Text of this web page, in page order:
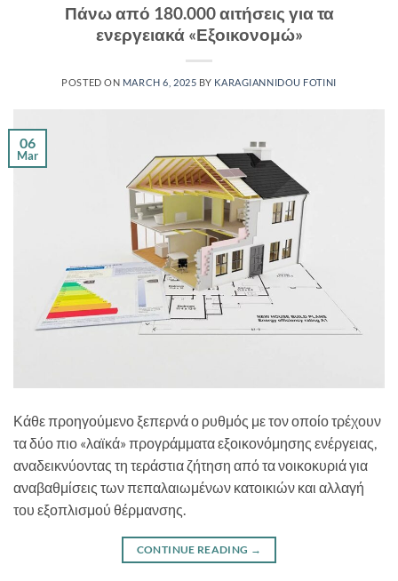
Πάνω από 180.000 αιτήσεις για τα
ενεργειακά «Εξοικονομώ»
POSTED ON MARCH 6, 2025 BY KARAGIANNIDOU FOTINI
06
Mar
Κάθε προηγούμενο ξεπερνά ο ρυθμός με τον οποίο τρέχουν
τα δύο πιο «λαϊκά» προγράμματα εξοικονόμησης ενέργειας,
αναδεικνύοντας τη τεράστια ζήτηση από τα νοικοκυριά για
αναβαθμίσεις των πεπαλαιωμένων κατοικιών και αλλαγή
του εξοπλισμού θέρμανσης.
CONTINUE READING →